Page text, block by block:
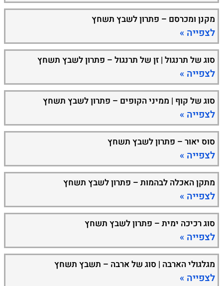
מקנן ומכרסם – פתרון לשבץ תשחץ
לצפייה »
סוג של תרנגול | זן של תרנגול – פתרון לשבץ תשחץ
לצפייה »
סוג של קוף | ממיני הקופים – פתרון לשבץ תשחץ
לצפייה »
סוס יאור – פתרון לשבץ תשחץ
לצפייה »
מתקן האכלה לבהמות – פתרון לשבץ תשחץ
לצפייה »
סוג רכיכה ימית – פתרון לשבץ תשחץ
לצפייה »
מגלגולי הארבה | סוג של ארבה – תשבץ תשחץ
לצפייה »